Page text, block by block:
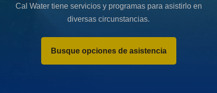
Cal Water tiene servicios y programas para asistirlo en
diversas circunstancias.
Busque opciones de asistencia